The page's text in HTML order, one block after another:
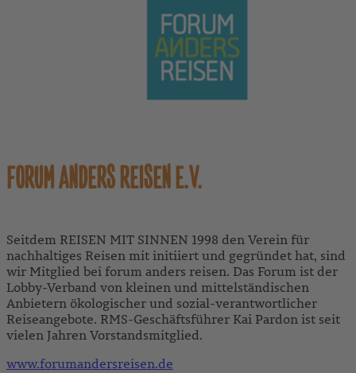
FORUM ANDERS REISEN E.V.
Seitdem REISEN MIT SINNEN 1998 den Verein für
nachhaltiges Reisen mit initiiert und gegründet hat, sind
wir Mitglied bei forum anders reisen. Das Forum ist der
Lobby-Verband von kleinen und mittelständischen
Anbietern ökologischer und sozial-verantwortlicher
Reiseangebote. RMS-Geschäftsführer Kai Pardon ist seit
vielen Jahren Vorstandsmitglied.
www.forumandersreisen.de